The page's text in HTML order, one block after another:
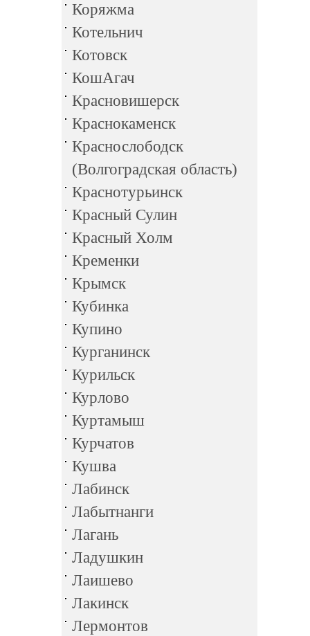
Коряжма
Котельнич
Котовск
КошАгач
Красновишерск
Краснокаменск
Краснослободск
(Волгоградская область)
Краснотурьинск
Красный Сулин
Красный Холм
Кременки
Крымск
Кубинка
Купино
Курганинск
Курильск
Курлово
Куртамыш
Курчатов
Кушва
Лабинск
Лабытнанги
Лагань
Ладушкин
Лаишево
Лакинск
Лермонтов